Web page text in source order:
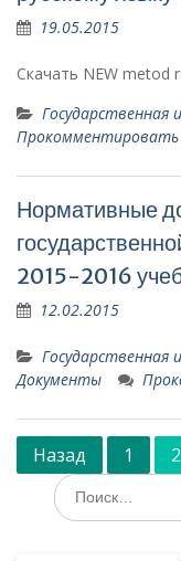
19.05.2015
Скачать NEW metod
Прокомментировать
Нормативные
2015-2016
12.02.2015
Документы
Навигация
записям
Назад 1 2
Искать: